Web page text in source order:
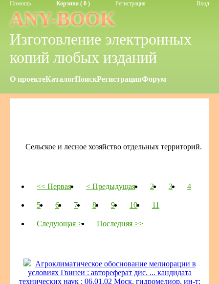
Помощь Корзина ( 0 ) Регистрация Вход
ANY-BOOK
Изготовление электронных
копий любых изданий
О проектеКаталогПоискРегистрацияФорум
Сельское и лесное хозяйство отдельных территорий.
<< Первая < Предыдущая 2 3 4
5 6 7 8 9 10 11
Следующая > Последняя >>
Агроклиматическое обоснование мелиорации в
условиях Гвинеи : автореферат дис. ... кандидата
технических наук : 06.01.02 Моск. гидромелиор. ин-т: